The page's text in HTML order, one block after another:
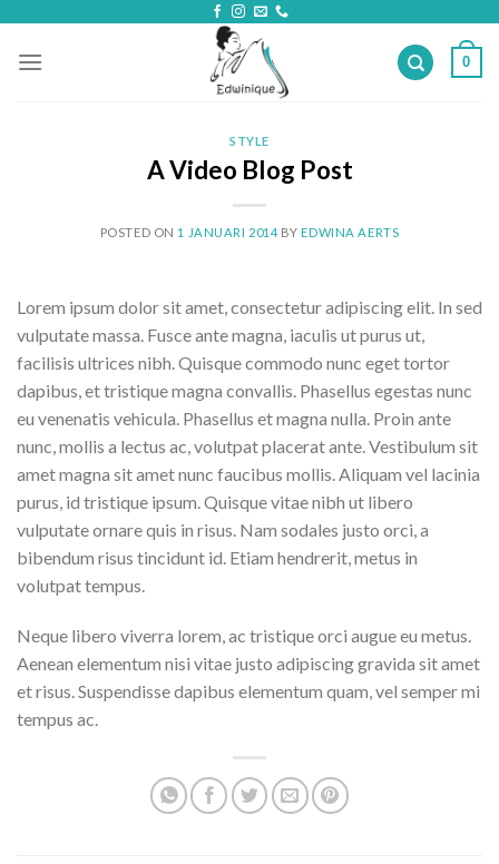
content
0
STYLE
A Video Blog Post
POSTED ON 1 JANUARI 2014 BYEDWINA AERTS
Lorem ipsum dolor sit amet, consectetur adipiscing elit. In sed
vulputate massa. Fusce ante magna, iaculis ut purus ut,
facilisis ultrices nibh. Quisque commodo nunc eget tortor
dapibus, et tristique magna convallis. Phasellus egestas nunc
eu venenatis vehicula. Phasellus et magna nulla. Proin ante
nunc, mollis a lectus ac, volutpat placerat ante. Vestibulum sit
amet magna sit amet nunc faucibus mollis. Aliquam vel lacinia
purus, id tristique ipsum. Quisque vitae nibh ut libero
vulputate ornare quis in risus. Nam sodales justo orci, a
bibendum risus tincidunt id. Etiam hendrerit, metus in
volutpat tempus.
Neque libero viverra lorem, ac tristique orci augue eu metus.
Aenean elementum nisi vitae justo adipiscing gravida sit amet
et risus. Suspendisse dapibus elementum quam, vel semper mi
tempus ac.